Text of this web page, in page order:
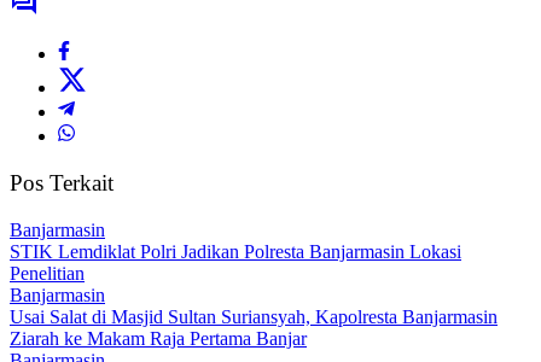
Pos Terkait
Banjarmasin
STIK Lemdiklat Polri Jadikan Polresta Banjarmasin Lokasi
Penelitian
Banjarmasin
Usai Salat di Masjid Sultan Suriansyah, Kapolresta Banjarmasin
Ziarah ke Makam Raja Pertama Banjar